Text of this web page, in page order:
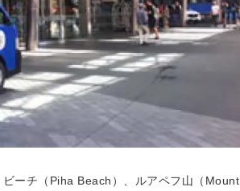
ーチ（Piha Beach）、ルアペフ山（Mount